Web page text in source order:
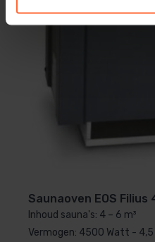
Saunaoven EOS
Inhoud sauna's: 4 – 6 m³
Vermogen: 4500 Watt - 4,5